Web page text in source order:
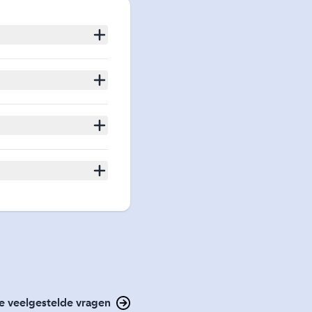
veelgestelde vragen